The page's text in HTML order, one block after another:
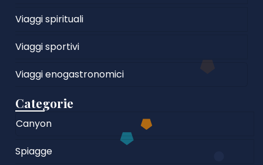
Viaggi spirituali
Viaggi sportivi
Viaggi enogastronomici
Categorie
Canyon
Spiagge